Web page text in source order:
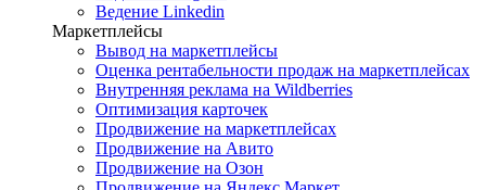
Ведение Linkedin
Маркетплейсы
Вывод на маркетплейсы
Оценка рентабельности продаж на маркетплейсах
Внутренняя реклама на Wildberries
Оптимизация карточек
Продвижение на маркетплейсах
Продвижение на Авито
Продвижение на Озон